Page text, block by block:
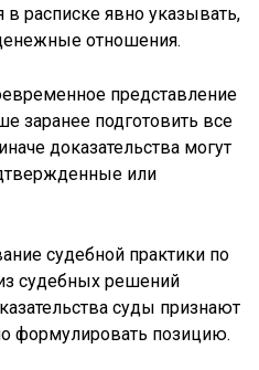
расписке явно указывать,
отношения.
представление
заранее подготовить все
доказательства могут
или
судебной практики по
судебных решений
суды признают
формулировать позицию.